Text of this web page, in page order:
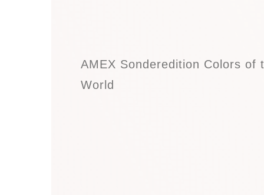
AMEX Sonderedition Colors of
World